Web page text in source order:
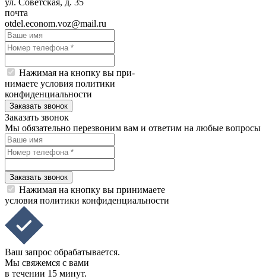
ул. Советская, д. 35
почта
otdel.eсonom.voz@mail.ru
Нажимая на кнопку вы при-
нимаете условия политики
конфиденциальности
Заказать звонок
Заказать звонок
Мы обязательно перезвоним вам и ответим на любые вопросы
Заказать звонок
Нажимая на кнопку вы принимаете
условия политики конфиденциальности
Ваш запрос обрабатывается.
Мы свяжемся с вами
в течении 15 минут.